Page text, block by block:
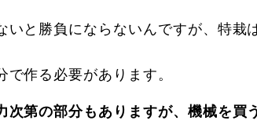
いと勝負にならないんですが、特
で作る必要があります。
次第の部分もありますが、機械を